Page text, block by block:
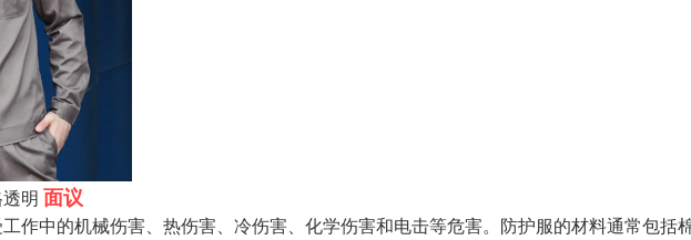
明 面议
作中的机械伤害、热伤害、冷伤害、化学伤害和电击等危害。防护服的材料通常包括